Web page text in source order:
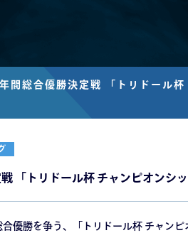
年間総合優勝決定戦 「トリドール
「トリドール杯 チャンピオンシ
優勝を争う、「トリドール杯 チャン